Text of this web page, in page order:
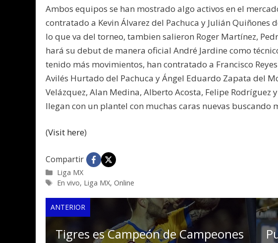
Ambos equipos se han mostrado algo activos en el
contratado a Kevin Álvarez del Pachuca y Julián Quiñones
lo que va del torneo, tambien salieron Roger Martínez,
hará su debut de manera oficial André Jardine como
tenido más movimientos, han contratado a Francisco
Avilés Hurtado del Pachuca y Ángel Eduardo Zapata del
Velázquez, Alan Medina, Alberto Acosta, Felipe Rodríguez
llegan con un plantel con muchas caras nuevas buscando
(Visit here)
Compartir
Categorías
Liga MX
Etiquetas
En vivo, Liga MX,Online
ANTERIOR
Tigres es Campeón de Campeones